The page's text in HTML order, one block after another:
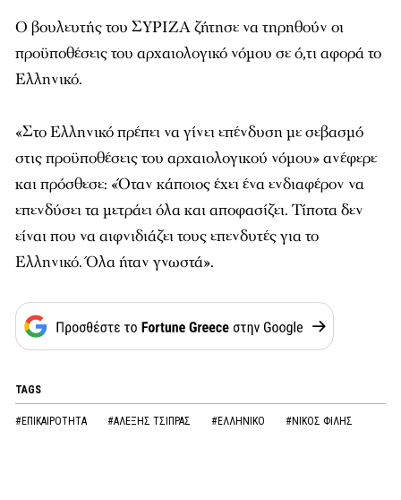
Ο βουλευτής του ΣΥΡΙΖΑ ζήτησε να τηρηθούν οι
προϋποθέσεις του αρχαιολογικό νόμου σε ό,τι αφορά το
Ελληνικό.
«Στο Ελληνικό πρέπει να γίνει επένδυση με σεβασμό
στις προϋποθέσεις του αρχαιολογικού νόμου» ανέφερε
και πρόσθεσε: «Όταν κάποιος έχει ένα ενδιαφέρον να
επενδύσει τα μετράει όλα και αποφασίζει. Τίποτα δεν
είναι που να αιφνιδιάζει τους επενδυτές για το
Ελληνικό. Όλα ήταν γνωστά».
TAGS
#ΕΠΙΚΑΙΡΟΤΗΤΑ #ΑΛΕΞΗΣ ΤΣΙΠΡΑΣ #ΕΛΛΗΝΙΚΟ #ΝΙΚΟΣ ΦΙΛΗΣ